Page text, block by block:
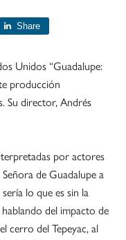
Share
Unidos “Guadalupe:
producción
Su director, Andrés
por actores
de Guadalupe a
lo que es sin la
del impacto de
cerro del Tepeyac, al